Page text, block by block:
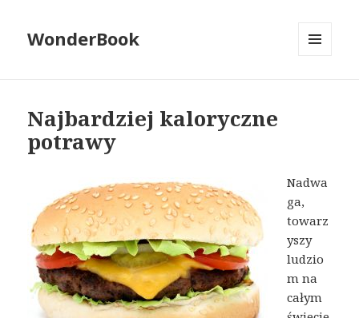
WonderBook
Najbardziej kaloryczne
potrawy
Nadwa
ga,
towarz
yszy
ludzio
m na
całym